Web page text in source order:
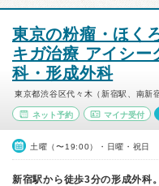
東京の粉瘤・ほく
キガ治療 アイシー
科・形成外科
東京都渋谷区代々木（新宿駅、南新
ネット予約 マイナ受付
土曜（〜19:00）・日曜・祝日
新宿駅から徒歩3分の形成外科